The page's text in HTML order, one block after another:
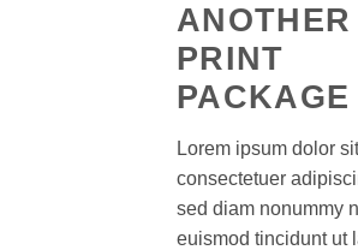
ANOTHER
PRINT
PACKAGE
Lorem ipsum dolor
consectetuer
sed diam nonummy
euismod tincidunt ut